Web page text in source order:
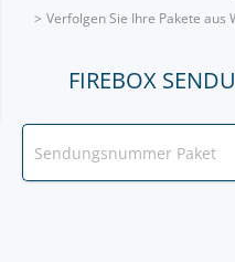
Verfolgen Sie Ihre Pakete aus
FIREBOX